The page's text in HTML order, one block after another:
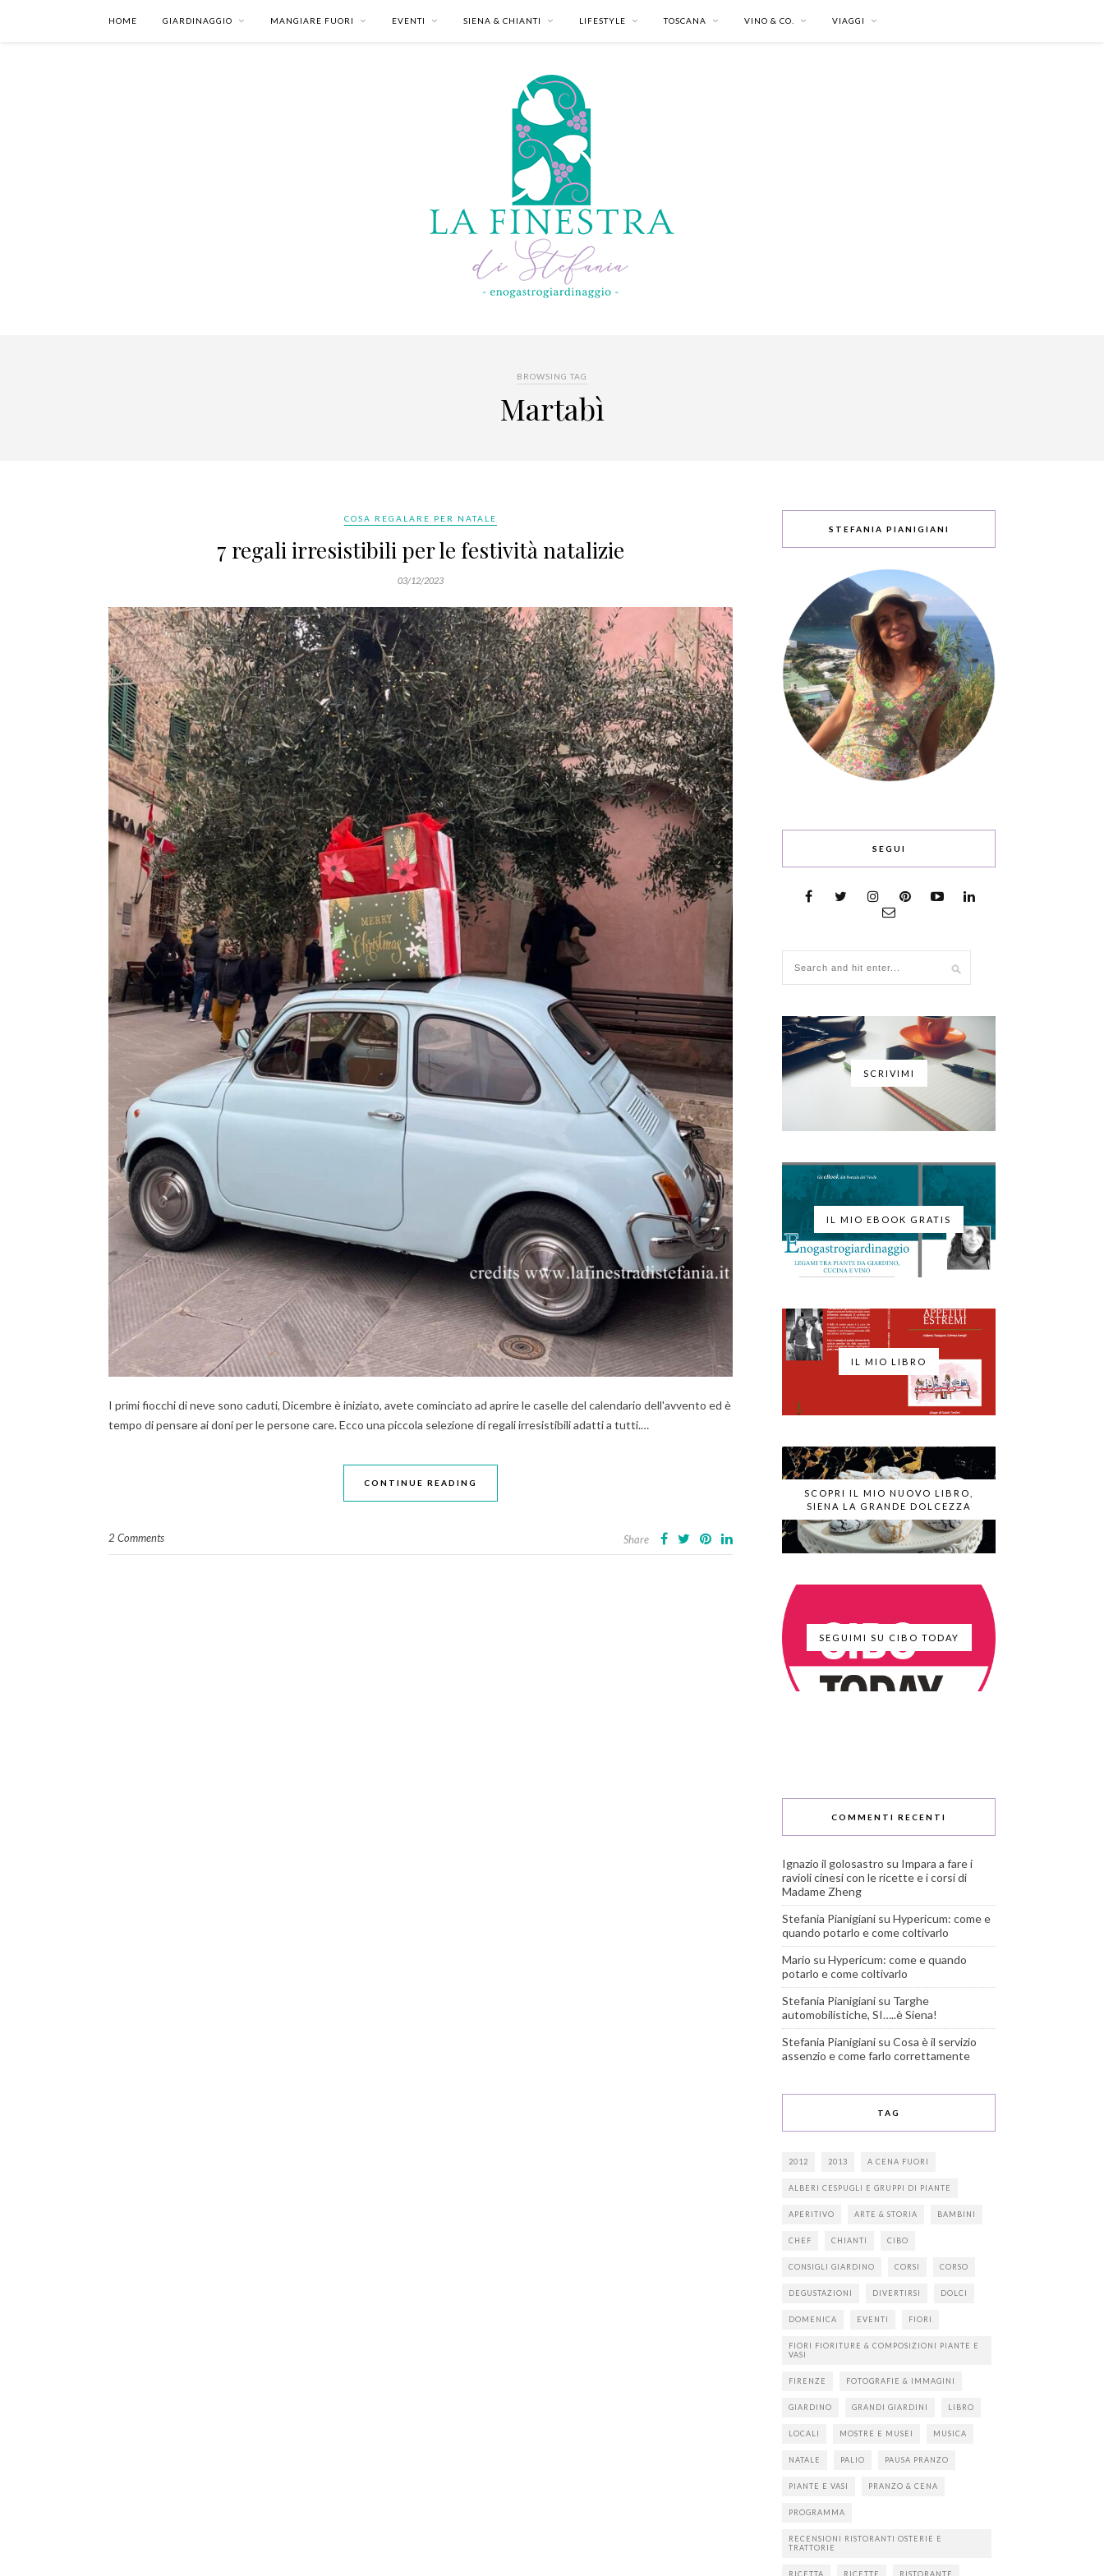
HOME GIARDINAGGIO MANGIARE FUORI EVENTI SIENA & CHIANTI LIFESTYLE TOSCANA VINO & CO. VIAGGI
BROWSING TAG
Martabì
COSA REGALARE PER NATALE
7 regali irresistibili per le festività natalizie
03/12/2023
I primi fiocchi di neve sono caduti, Dicembre è iniziato, avete cominciato ad aprire le caselle del calendario dell'avvento ed è
tempo di pensare ai doni per le persone care. Ecco una piccola selezione di regali irresistibili adatti a tutti.…
CONTINUE READING
2 Comments Share
STEFANIA PIANIGIANI
SEGUI
SCRIVIMI
IL MIO EBOOK GRATIS
IL MIO LIBRO
SCOPRI IL MIO NUOVO LIBRO,
SIENA LA GRANDE DOLCEZZA
SEGUIMI SU CIBO TODAY
COMMENTI RECENTI
Ignazio il golosastro su Impara a fare i
ravioli cinesi con le ricette e i corsi di
Madame Zheng
Stefania Pianigiani su Hypericum: come e
quando potarlo e come coltivarlo
Mario su Hypericum: come e quando
potarlo e come coltivarlo
Stefania Pianigiani su Targhe
automobilistiche, SI…..è Siena!
Stefania Pianigiani su Cosa è il servizio
assenzio e come farlo correttamente
TAG
2012 2013 A CENA FUORI
ALBERI CESPUGLI E GRUPPI DI PIANTE
APERITIVO ARTE & STORIA BAMBINI
CHEF CHIANTI CIBO
CONSIGLI GIARDINO CORSI CORSO
DEGUSTAZIONI DIVERTIRSI DOLCI
DOMENICA EVENTI FIORI
FIORI FIORITURE & COMPOSIZIONI PIANTE E
VASI
FIRENZE FOTOGRAFIE & IMMAGINI
GIARDINO GRANDI GIARDINI LIBRO
LOCALI MOSTRE E MUSEI MUSICA
NATALE PALIO PAUSA PRANZO
PIANTE E VASI PRANZO & CENA
PROGRAMMA
RECENSIONI RISTORANTI OSTERIE E
TRATTORIE
RICETTA RICETTE RISTORANTE